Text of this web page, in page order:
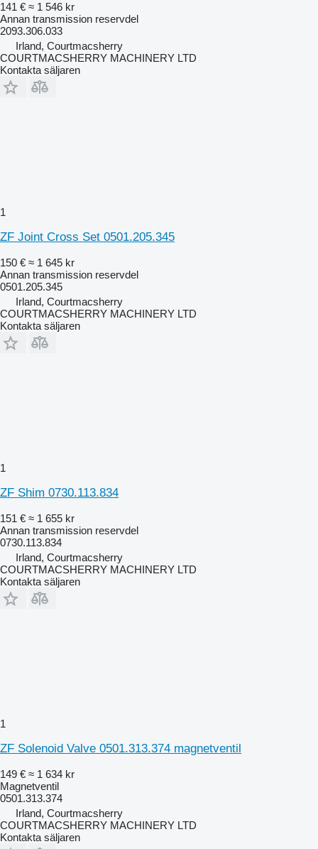
141 € ≈ 1 546 kr
Annan transmission reservdel
2093.306.033
Irland, Courtmacsherry
COURTMACSHERRY MACHINERY LTD
Kontakta säljaren
1
ZF Joint Cross Set 0501.205.345
150 € ≈ 1 645 kr
Annan transmission reservdel
0501.205.345
Irland, Courtmacsherry
COURTMACSHERRY MACHINERY LTD
Kontakta säljaren
1
ZF Shim 0730.113.834
151 € ≈ 1 655 kr
Annan transmission reservdel
0730.113.834
Irland, Courtmacsherry
COURTMACSHERRY MACHINERY LTD
Kontakta säljaren
1
ZF Solenoid Valve 0501.313.374 magnetventil
149 € ≈ 1 634 kr
Magnetventil
0501.313.374
Irland, Courtmacsherry
COURTMACSHERRY MACHINERY LTD
Kontakta säljaren